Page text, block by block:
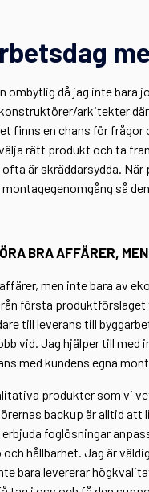
ombytlig då jag inte
arkitekter
finns en chans för
rätt produkt och ta
är skräddarsydda.
så
BRA AFFÄRER,
men inte bara av
första
till leverans till
vid. Jag hjälper till
med kundens egna
produkter som vi
backup är alltid att
foglösningar
hållbarhet. Jag är
bara levererar